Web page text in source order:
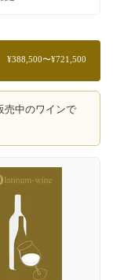
¥388,500〜¥721,500
売中のワインで